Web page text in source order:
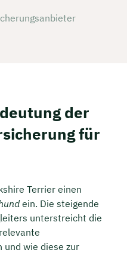
der
für
Terrier einen
ein. Die steigende
unterstreicht die
und wie diese zur